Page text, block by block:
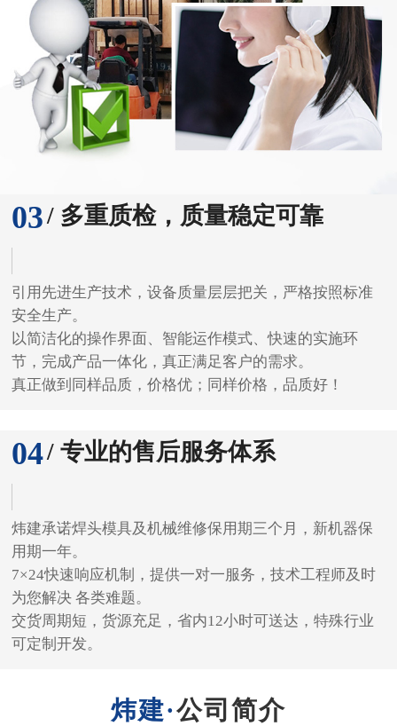
03/ 多重质检，质量稳定可靠
引用先进生产技术，设备质量层层把关，严格按照标准
安全生产。
以简洁化的操作界面、智能运作模式、快速的实施环
节，完成产品一体化，真正满足客户的需求。
真正做到同样品质，价格优；同样价格，品质好！
04/ 专业的售后服务体系
炜建承诺焊头模具及机械维修保用期三个月，新机器保
用期一年。
7×24快速响应机制，提供一对一服务，技术工程师及时
为您解决 各类难题。
交货周期短，货源充足，省内12小时可送达，特殊行业
可定制开发。
公司简介